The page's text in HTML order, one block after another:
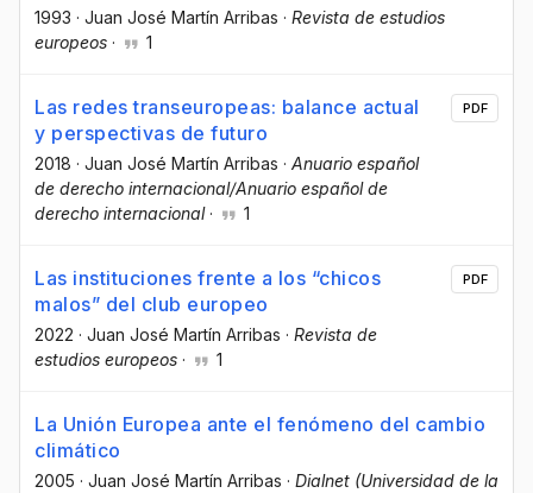
1993 · Juan José Martín Arribas · Revista de estudios
europeos · 1
Las redes transeuropeas: balance actual
y perspectivas de futuro
2018 · Juan José Martín Arribas · Anuario español
de derecho internacional/Anuario español de
derecho internacional· 1
PDF
Las instituciones frente a los “chicos
malos” del club europeo
2022 · Juan José Martín Arribas · Revista de
estudios europeos · 1
PDF
La Unión Europea ante el fenómeno del cambio
climático
2005 · Juan José Martín Arribas · Dialnet (Universidad de la